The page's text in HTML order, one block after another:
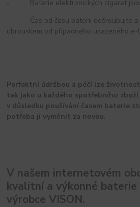
- Baterie elektronických cigaret jsou
- Čas od času baterii odšroubujte a
ubrouskem od případného usazeného e-
Perfektní údržbou a péčí lze
tak jako u každého spotřebního
v důsledku používání časem baterie
potřeba ji vyměnit za novou.
V našem internetovém
kvalitní a výkonné baterie
výrobce VISON.